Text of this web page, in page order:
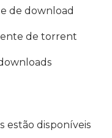
de download
de torrent
estão disponíveis